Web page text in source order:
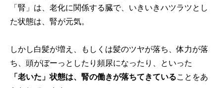
「腎」は、老化に関係する臓で、いきいきハツラツとし
た状態は、腎が元気。
しかし白髪が増え、もしくは髪のツヤが落ち、体力が落
ち、頭がぼーっとしたり頻尿になったり、といった
「老いた」状態は、腎の働きが落ちてきていることをあ